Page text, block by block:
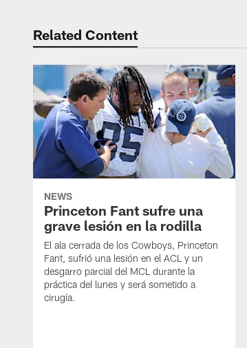
Related Content
NEWS
Princeton Fant sufre una
grave lesión en la rodilla
El ala cerrada de los Cowboys, Princeton
Fant, sufrió una lesión en el ACL y un
desgarro parcial del MCL durante la
práctica del lunes y será sometido a
cirugía.